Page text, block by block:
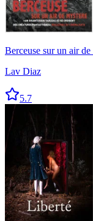
Berceuse sur un air de
Lav Diaz
5.7